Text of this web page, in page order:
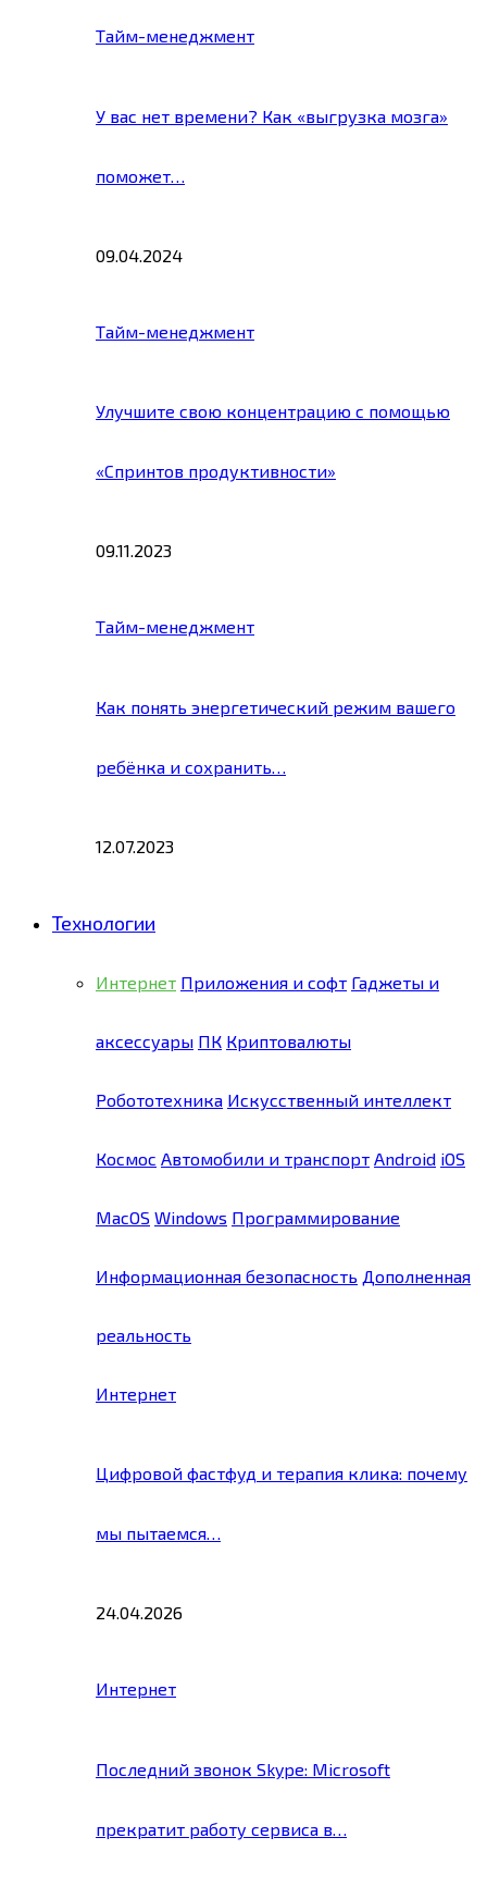
Тайм-менеджмент
У вас нет времени? Как «выгрузка мозга»
поможет…
09.04.2024
Тайм-менеджмент
Улучшите свою концентрацию с помощью
«Спринтов продуктивности»
09.11.2023
Тайм-менеджмент
Как понять энергетический режим вашего
ребёнка и сохранить…
12.07.2023
Технологии
Интернет Приложения и софт Гаджеты и
аксессуары ПК Криптовалюты
Робототехника Искусственный интеллект
Космос Автомобили и транспорт Android iOS
MacOS Windows Программирование
Информационная безопасность Дополненная
реальность
Интернет
Цифровой фастфуд и терапия клика: почему
мы пытаемся…
24.04.2026
Интернет
Последний звонок Skype: Microsoft
прекратит работу сервиса в…